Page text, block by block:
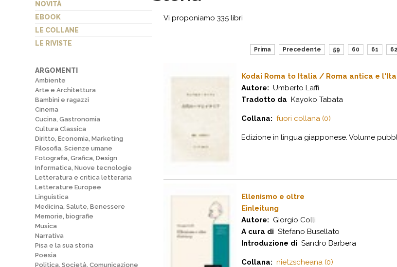
NOVITÀ
EBOOK
LE COLLANE
LE RIVISTE
ARGOMENTI
Ambiente
Arte e Architettura
Bambini e ragazzi
Cinema
Cucina, Gastronomia
Cultura Classica
Diritto, Economia, Marketing
Filosofia, Scienze umane
Fotografia, Grafica, Design
Informatica, Nuove tecnologie
Letteratura e critica letteraria
Letterature Europee
Linguistica
Medicina, Salute, Benessere
Memorie, biografie
Musica
Narrativa
Pisa e la sua storia
Poesia
Politica, Società, Comunicazione
Vi proponiamo 335 libri
Prima Precedente 59 60 61 62
Kodai Roma to Italia / Roma antica e
Autore: Umberto Laffi
Tradotto da Kayoko Tabata
Collana: fuori collana (0)
Edizione in lingua giapponese. Volume
Ellenismo e oltre
Einleitung
Autore: Giorgio Colli
A cura di Stefano Busellato
Introduzione di Sandro Barbera
Collana: nietzscheana (0)